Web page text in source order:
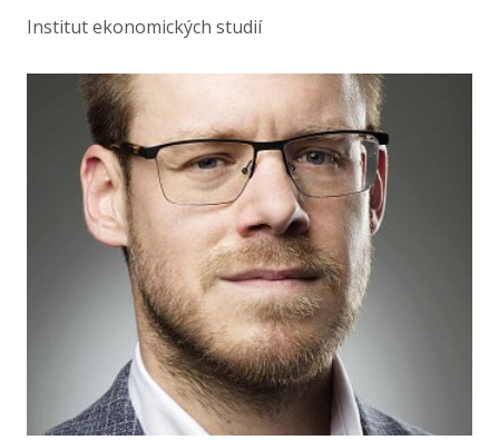
Projekty
Ocenění
Publikace
Institut ekonomických studií